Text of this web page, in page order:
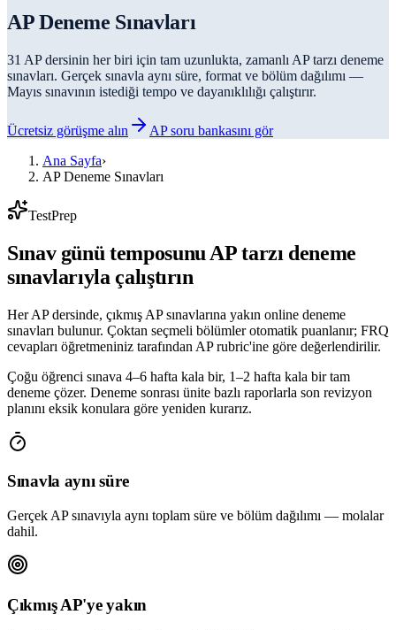
AP Deneme Sınavları
31 AP dersinin her biri için tam uzunlukta, zamanlı AP tarzı deneme
sınavları. Gerçek sınavla aynı süre, format ve bölüm dağılımı —
Mayıs sınavının istediği tempo ve dayanıklılığı çalıştırır.
Ücretsiz görüşme alın
AP soru bankasını gör
Ana Sayfa›
AP Deneme Sınavları
TestPrep
Sınav günü temposunu AP tarzı deneme
sınavlarıyla çalıştırın
Her AP dersinde, çıkmış AP sınavlarına yakın online deneme
sınavları bulunur. Çoktan seçmeli bölümler otomatik puanlanır; FRQ
cevapları öğretmeniniz tarafından AP rubric'ine göre değerlendirilir.
Çoğu öğrenci sınava 4–6 hafta kala bir, 1–2 hafta kala bir tam
deneme çözer. Deneme sonrası ünite bazlı raporlarla son revizyon
planını eksik konulara göre yeniden kurarız.
Sınavla aynı süre
Gerçek AP sınavıyla aynı toplam süre ve bölüm dağılımı — molalar
dahil.
Çıkmış AP'ye yakın